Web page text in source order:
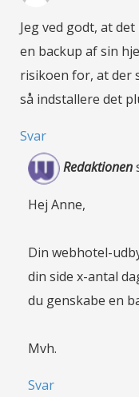
Jeg ved godt, at
en backup af sin
risikoen for, at der
så indstallere det
Svar
Redaktionen
Hej Anne,
Din webhotel-
din side x-antal
du genskabe en
Mvh.
Svar